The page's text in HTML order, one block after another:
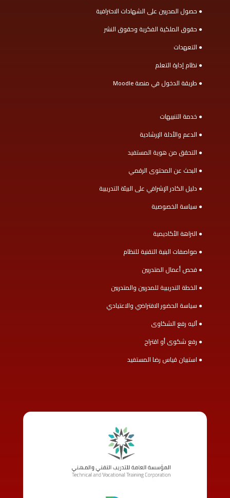
● حصول المدربين على الشهادات الاحترافية
● حقوق الملكية الفكرية وحقوق النشر
● التعهدات
● نظام إدارة التعلم
● طريقة الدخول في منصة Moodle
● خدمة التنبيهات
● الدعم والأدلة الإرشادية
● التحقق من هوية المستفيد
● البحث عن المحتوى الرقمي
● دليل الكادر الإشرافي على البيئة التدريبية
● سياسة الخصوصية
● النزاهة الأكاديمية
● مواصفات البنية التقنية للنظام
● فحص أعمال المتدربين
● الخطة التدريبية للمدربين والمتدربين
● سياسة الحضور الافتراضي والاعتيادي
● آليه رفع الشكاوى
● رفع شكوى أو اقتراح
● استبيان قياس رضا المستفيد